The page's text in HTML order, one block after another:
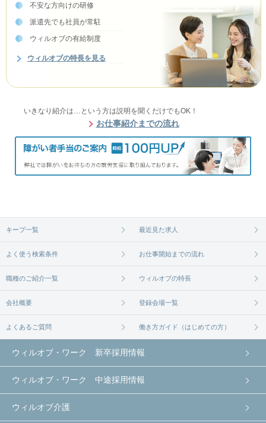
不安な方向けの研修
派遣先でも社員が常駐
ウィルオブの有給制度
ウィルオブの特長を見る
いきなり紹介は…という方は説明を聞くだけでもOK！
お仕事紹介までの流れ
キープ一覧 最近見た求人
よく使う検索条件 お仕事開始までの流れ
職種のご紹介一覧 ウィルオブの特長
会社概要 登録会場一覧
よくあるご質問 働き方ガイド（はじめての方）
ウィルオブ・ワーク 新卒採用情報
ウィルオブ・ワーク 中途採用情報
ウィルオブ介護